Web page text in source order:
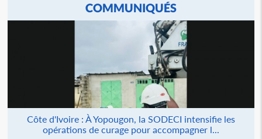
COMMUNIQUÉS
Côte d'Ivoire : À Yopougon, la SODECI intensifie les
opérations de curage pour accompagner l...